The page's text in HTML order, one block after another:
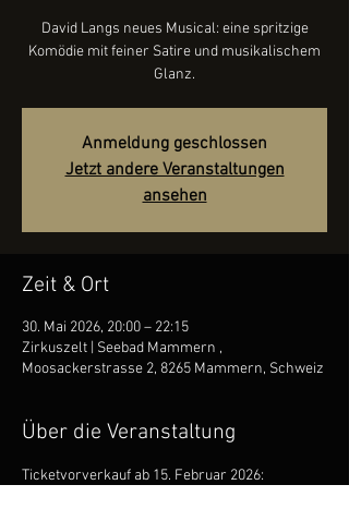
David Langs neues Musical: eine spritzige
Komödie mit feiner Satire und musikalischem
Glanz.
Anmeldung geschlossen
Jetzt andere Veranstaltungen
ansehen
Zeit & Ort
30. Mai 2026, 20:00 – 22:15
Zirkuszelt | Seebad Mammern ,
Moosackerstrasse 2, 8265 Mammern, Schweiz
Über die Veranstaltung
Ticketvorverkauf ab 15. Februar 2026: